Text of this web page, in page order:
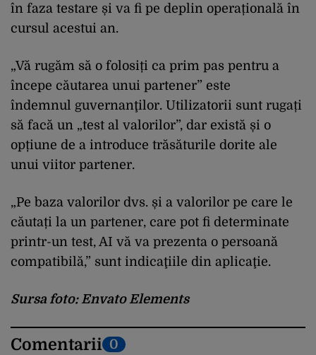
în faza testare și va fi pe deplin operațională în
cursul acestui an.
„Vă rugăm să o folosiți ca prim pas pentru a
începe căutarea unui partener” este
îndemnul guvernanţilor. Utilizatorii sunt rugați
să facă un „test al valorilor”, dar există și o
opțiune de a introduce trăsăturile dorite ale
unui viitor partener.
„Pe baza valorilor dvs. și a valorilor pe care le
căutați la un partener, care pot fi determinate
printr-un test, AI vă va prezenta o persoană
compatibilă,” sunt indicaţiile din aplicaţie.
Sursa foto: Envato Elements
Comentarii 0